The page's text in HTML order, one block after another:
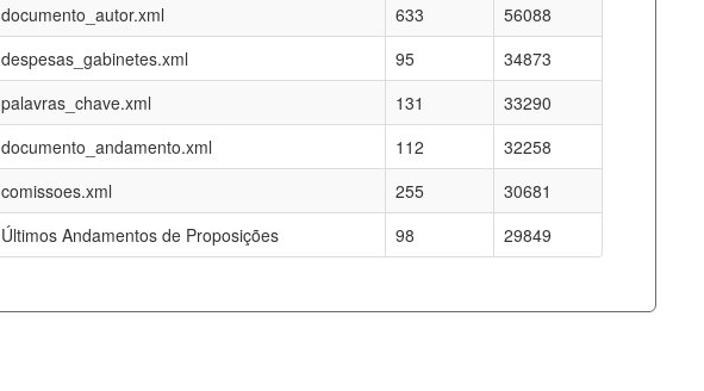
documento_autor.xml
633
56088
despesas_gabinetes.xml
95
34873
palavras_chave.xml
131
33290
documento_andamento.xml
112
32258
comissoes.xml
255
30681
Últimos Andamentos de Proposições
98 29849